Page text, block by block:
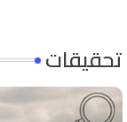
تحقيقات